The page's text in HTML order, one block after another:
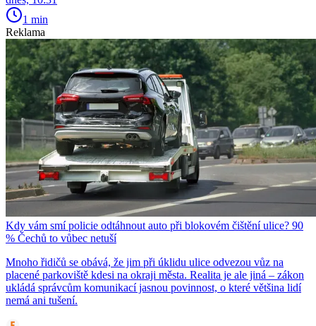
1 min
Reklama
Kdy vám smí policie odtáhnout auto při blokovém čištění ulice? 90
% Čechů to vůbec netuší
Mnoho řidičů se obává, že jim při úklidu ulice odvezou vůz na
placené parkoviště kdesi na okraji města. Realita je ale jiná – zákon
ukládá správcům komunikací jasnou povinnost, o které většina lidí
nemá ani tušení.